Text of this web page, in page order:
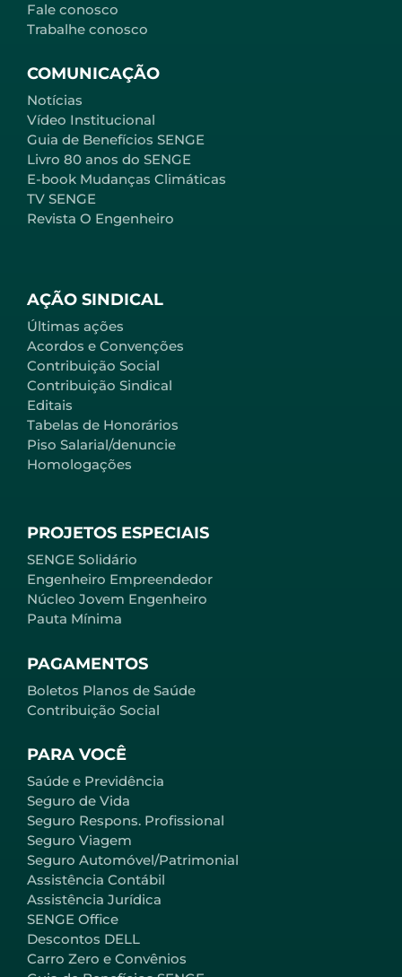
PARA VOCÊ
Saúde e Previdência
Seguro de Vida
Seguro Respons. Profissional
Seguro Viagem
Seguro Automóvel/Patrimonial
Assistência Contábil
Assistência Jurídica
SENGE Office
Descontos DELL
Carro Zero e Convênios
AÇÃO SINDICAL
Últimas ações
Acordos e Convenções
Contribuição Social
Contribuição Sindical
Editais
Tabelas de Honorários
Piso Salarial/denuncie
Homologações
PROJETOS ESPECIAIS
SENGE Solidário
Engenheiro Empreendedor
Núcleo Jovem Engenheiro
Pauta Mínima
PAGAMENTOS
Boletos Planos de Saúde
Contribuição Social
Fale conosco
Trabalhe conosco
COMUNICAÇÃO
Notícias
Vídeo Institucional
Guia de Benefícios SENGE
Livro 80 anos do SENGE
E-book Mudanças Climáticas
TV SENGE
Revista O Engenheiro